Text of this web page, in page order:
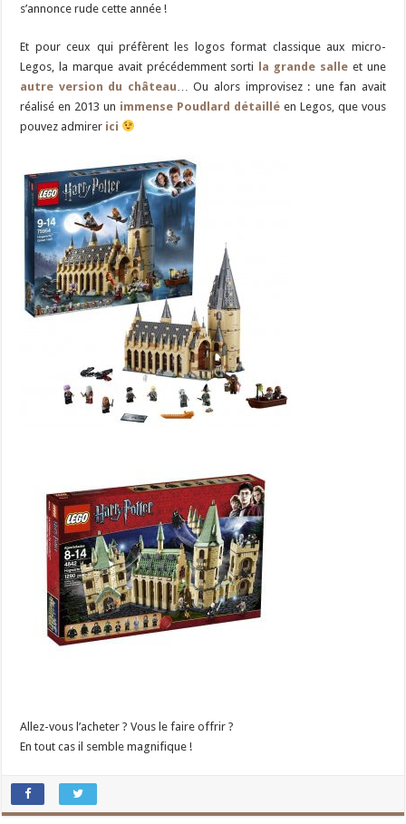
s’annonce rude cette année !
Et pour ceux qui préfèrent les logos format classique aux micro-
Legos, la marque avait précédemment sorti
la grande salle et une
autre version du château … Ou alors improvisez : une fan avait
réalisé en 2013 un immense Poudlard détailléen Legos, que vous
pouvez admirer ici
Allez-vous l’acheter ? Vous le faire offrir ?
En tout cas il semble magnifique !